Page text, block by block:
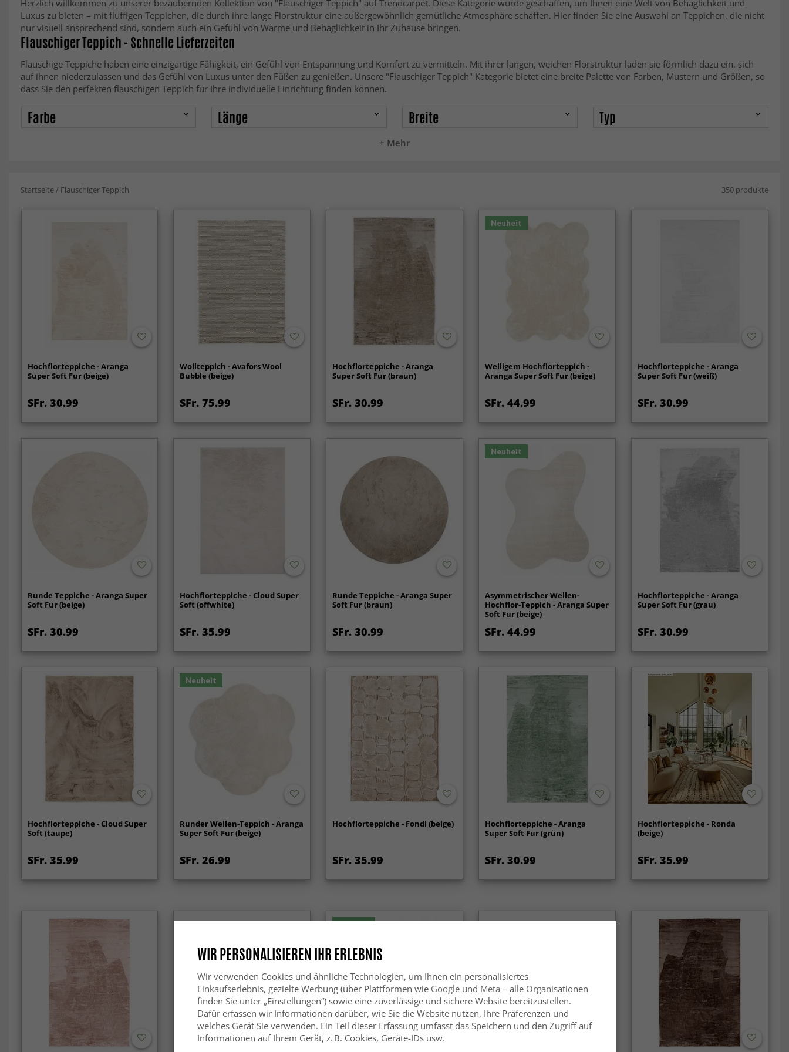
Herzlich willkommen zu unserer bezaubernden Kollektion von "Flauschiger Teppich" auf Trendcarpet. Diese Kategorie wurde geschaffen, um Ihnen eine Welt von Behaglichkeit und
Luxus zu bieten – mit fluffigen Teppichen, die durch ihre lange Florstruktur eine außergewöhnlich gemütliche Atmosphäre schaffen. Hier finden Sie eine Auswahl an Teppichen, die nicht
nur visuell ansprechend sind, sondern auch ein Gefühl von Wärme und Behaglichkeit in Ihr Zuhause bringen.
Flauschiger Teppich - Schnelle Lieferzeiten
Flauschige Teppiche haben eine einzigartige Fähigkeit, ein Gefühl von Entspannung und Komfort zu vermitteln. Mit ihrer langen, weichen Florstruktur laden sie förmlich dazu ein, sich
auf ihnen niederzulassen und das Gefühl von Luxus unter den Füßen zu genießen. Unsere "Flauschiger Teppich" Kategorie bietet eine breite Palette von Farben, Mustern und Größen, so
dass Sie den perfekten flauschigen Teppich für Ihre individuelle Einrichtung finden können.
+ Mehr
Farbe Länge Breite Typ
Startseite/ Flauschiger Teppich 350 produkte
Hochflorteppiche - Aranga
Super Soft Fur (beige)
SFr. 30.99
Wollteppich - Avafors Wool
Bubble (beige)
SFr. 75.99
Hochflorteppiche - Aranga
Super Soft Fur (braun)
SFr. 30.99
Neuheit
Welligem Hochflorteppich -
Aranga Super Soft Fur (beige)
SFr. 44.99
Hochflorteppiche - Aranga
Super Soft Fur (weiß)
SFr. 30.99
Runde Teppiche - Aranga Super
Soft Fur (beige)
SFr. 30.99
Hochflorteppiche - Cloud Super
Soft (offwhite)
SFr. 35.99
Runde Teppiche - Aranga Super
Soft Fur (braun)
SFr. 30.99
Neuheit
Asymmetrischer Wellen-
Hochflor-Teppich - Aranga Super
Soft Fur (beige)
SFr. 44.99
Hochflorteppiche - Aranga
Super Soft Fur (grau)
SFr. 30.99
Hochflorteppiche - Cloud Super
Soft (taupe)
SFr. 35.99
Neuheit
Runder Wellen-Teppich - Aranga
Super Soft Fur (beige)
SFr. 26.99
Hochflorteppiche - Fondi (beige)
SFr. 35.99
Hochflorteppiche - Aranga
Super Soft Fur (grün)
SFr. 30.99
Hochflorteppiche - Ronda
(beige)
SFr. 35.99
Neuheit
WIR PERSONALISIEREN IHR ERLEBNIS
Wir verwenden Cookies und ähnliche Technologien, um Ihnen ein personalisiertes
Einkaufserlebnis, gezielte Werbung (über Plattformen wie Googleund Meta – alle Organisationen
finden Sie unter „Einstellungen“) sowie eine zuverlässige und sichere Website bereitzustellen.
Dafür erfassen wir Informationen darüber, wie Sie die Website nutzen, Ihre Präferenzen und
welches Gerät Sie verwenden. Ein Teil dieser Erfassung umfasst das Speichern und den Zugriff auf
Informationen auf Ihrem Gerät, z. B. Cookies, Geräte-IDs usw.